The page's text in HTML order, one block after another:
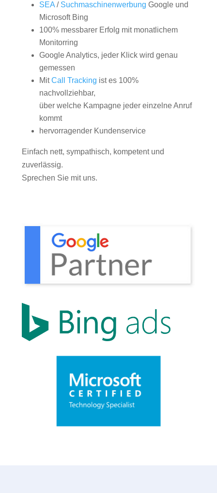
SEA/ Suchmaschinenwerbung Google und
Microsoft Bing
100% messbarer Erfolg mit monatlichem
Monitorring
Google Analytics, jeder Klick wird genau
gemessen
MitCall Tracking ist es 100%
nachvollziehbar,
über welche Kampagne jeder einzelne Anruf
kommt
hervorragender Kundenservice
Einfach nett, sympathisch, kompetent und
zuverlässig.
Sprechen Sie mit uns.